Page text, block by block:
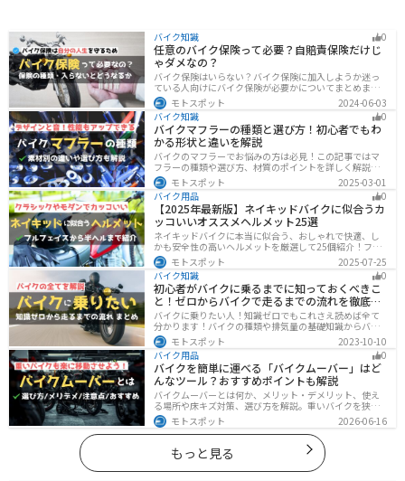
バイク知識 0
任意のバイク保険って必要？自賠責保険だけじ
ゃダメなの？
バイク保険はいらない？バイク保険に加入しようか迷っ
ている人向けにバイク保険が必要かについてまとめまし
た。自賠責保険と任意保険の違いについても解説したの
で、バイク保険を検討している人は参考にしてくださ
い。
モトスポット
2024-06-03
バイク知識
0
バイクマフラーの種類と選び方！初心者でもわ
かる形状と違いを解説
バイクのマフラーでお悩みの方は必見！この記事ではマ
フラーの種類や選び方、材質のポイントを詳しく解説し
ています。実は初めてのカスタマイズには、先端だけ変
えられるスリップオンマフラーがおすすめです。記事を
読めば、理想のサウンドと走りを手に入れられます。
モトスポット
2025-03-01
バイク用品
0
【2025年最新版】ネイキッドバイクに似合うカ
ッコいいオススメヘルメット25選
ネイキッドバイクに本当に似合う、おしゃれで快適、し
かも安全性の高いヘルメットを厳選して25個紹介！フル
フェイス・ジェット・システムなどタイプ別に特徴や選
び方も徹底解説。街乗りやツーリング、初心者からベテ
ランまで満足できるモデルを集めました。
モトスポット
2025-07-25
バイク知識
0
初心者がバイクに乗るまでに知っておくべきこ
と！ゼロからバイクで走るまでの流れを徹底解
説
バイクに乗りたい人！知識ゼロでもこれさえ読めば全て
分かります！バイクの種類や排気量の基礎知識からバイ
クの選び方、免許の取り方、購入、納車、その後のバイ
クライフまで全てサポートします！
モトスポット
2023-10-10
バイク用品
0
バイクを簡単に運べる「バイクムーバー」はど
んなツール？おすすめポイントも解説
バイクムーバーとは何か、メリット・デメリット、使え
る場所や床キズ対策、選び方を解説。重いバイクを狭い
ガレージで楽に移動したい方へ、ワールドウォークやFov
nyなどおすすめ商品2選の特徴も紹介します。駐車時の切
り返しや転倒の不安を減らしたいライダー必見です。導
入前の注意点もわかります。安全面まで確認。
モトスポット 2026-06-16
もっと見る